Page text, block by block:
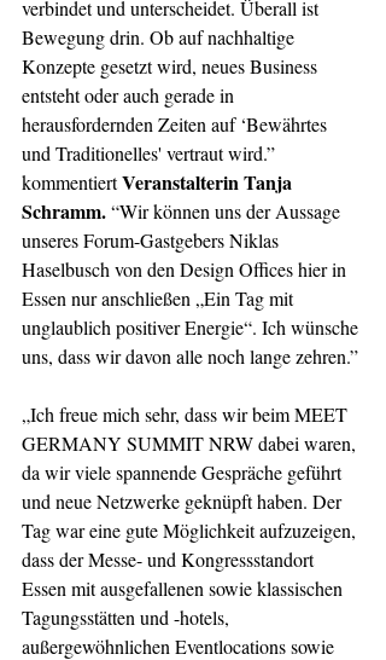
verbindet und unterscheidet. Überall ist
Bewegung drin. Ob auf nachhaltige
Konzepte gesetzt wird, neues Business
entsteht oder auch gerade in
herausfordernden Zeiten auf ‘Bewährtes
und Traditionelles' vertraut wird.”
kommentiert Veranstalterin Tanja
Schramm. “Wir können uns der Aussage
unseres Forum-Gastgebers Niklas
Haselbusch von den Design Offices hier in
Essen nur anschließen „Ein Tag mit
unglaublich positiver Energie“. Ich wünsche
uns, dass wir davon alle noch lange zehren.”
„Ich freue mich sehr, dass wir beim MEET
GERMANY SUMMIT NRW dabei waren,
da wir viele spannende Gespräche geführt
und neue Netzwerke geknüpft haben. Der
Tag war eine gute Möglichkeit aufzuzeigen,
dass der Messe- und Kongressstandort
Essen mit ausgefallenen sowie klassischen
Tagungsstätten und -hotels,
außergewöhnlichen Eventlocations sowie